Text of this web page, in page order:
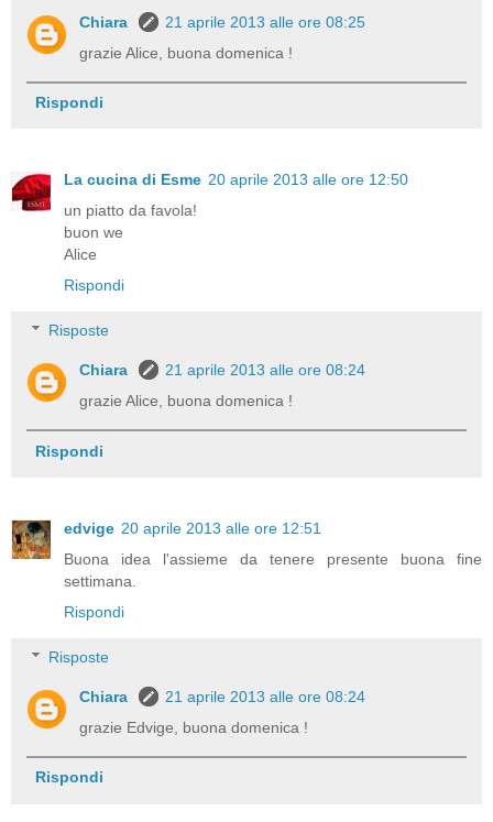
Chiara
21 aprile 2013 alle ore 08:25
grazie Alice, buona domenica !
Rispondi
La cucina di Esme 20 aprile 2013 alle ore 12:50
un piatto da favola!
buon we
Alice
Rispondi
Risposte
Chiara
21 aprile 2013 alle ore 08:24
grazie Alice, buona domenica !
Rispondi
edvige 20 aprile 2013 alle ore 12:51
Buona idea l'assieme da tenere presente buona fine
settimana.
Rispondi
Risposte
Chiara
21 aprile 2013 alle ore 08:24
grazie Edvige, buona domenica !
Rispondi